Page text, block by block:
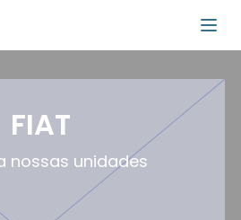
FIAT
nossas unidades